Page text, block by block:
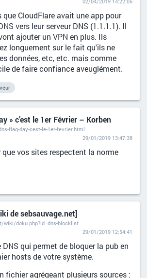
que CloudFlare avait une app pour
vers leur serveur DNS (1.1.1.1). Il
ajouter un VPN en plus. Ils
longuement sur le fait qu'ils ne
données, etc, etc. mais comme
de faire confiance aveuglément.
» c’est le 1er Février – Korben
flag-day-cest-le-1er-fevrier.html
29/01/2019 13:47:38
que vos sites respectent la norme
de sebsauvage.net]
wiki/doku.php?id=dns-blocklist
29/01/2019 12:54:41
qui permet de bloquer la pub en
hosts de votre système.
fichier agrégeant plusieurs sources :